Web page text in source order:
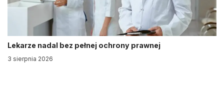
Lekarze nadal bez pełnej ochrony prawnej
3 sierpnia 2026